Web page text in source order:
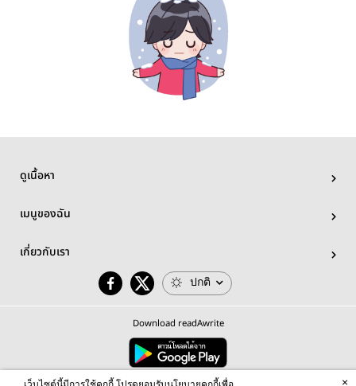
ดูเนื้อหา
เมนูของฉัน
เกี่ยวกับเรา
ปกติ
Download readAwrite
×